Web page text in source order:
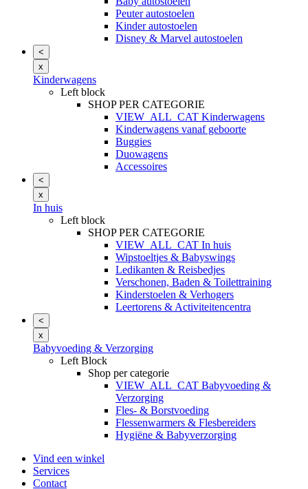
Peuter autostoelen
Kinder autostoelen
Disney & Marvel autostoelen
<
x
Kinderwagens
Left block
SHOP PER CATEGORIE
VIEW_ALL_CAT Kinderwagens
Kinderwagens vanaf geboorte
Buggies
Duowagens
Accessoires
<
x
In huis
Left block
SHOP PER CATEGORIE
VIEW_ALL_CAT In huis
Wipstoeltjes & Babyswings
Ledikanten & Reisbedjes
Verschonen, Baden & Toilettraining
Kinderstoelen & Verhogers
Leertorens & Activiteitencentra
<
x
Babyvoeding & Verzorging
Left Block
Shop per categorie
VIEW_ALL_CAT Babyvoeding &
Verzorging
Fles- & Borstvoeding
Flessenwarmers & Flesbereiders
Hygiëne & Babyverzorging
Vind een winkel
Services
Contact